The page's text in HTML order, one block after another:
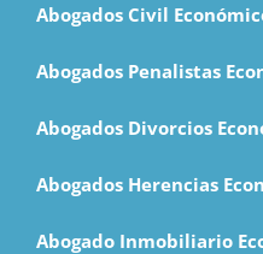
Abogados Civil
Abogados Penalistas
Abogados Divorcios
Abogados Herencias
Abogado Inmobiliario